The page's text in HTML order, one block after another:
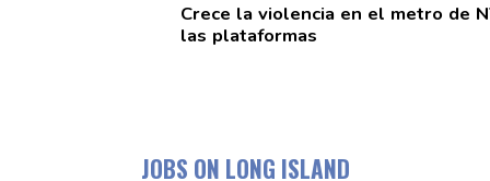
Crece la violencia en el metro de
las plataformas
JOBS ON LONG ISLAND